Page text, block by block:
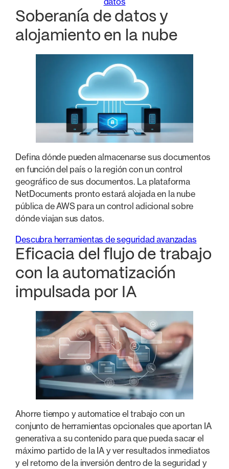
Soberanía de datos y
alojamiento en la nube
Defina dónde pueden almacenarse sus documentos
en función del país o la región con un control
geográfico de sus documentos. La plataforma
NetDocuments pronto estará alojada en la nube
pública de AWS para un control adicional sobre
dónde viajan sus datos.
Descubra herramientas de seguridad avanzadas
Eficacia del flujo de trabajo
con la automatización
impulsada por IA
Ahorre tiempo y automatice el trabajo con un
conjunto de herramientas opcionales que aportan IA
generativa a su contenido para que pueda sacar el
máximo partido de la IA y ver resultados inmediatos
y el retorno de la inversión dentro de la seguridad y